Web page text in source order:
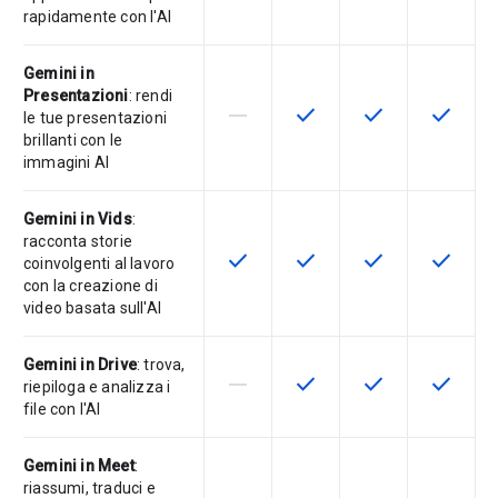
rapidamente con l'AI
Gemini in
Presentazioni: rendi
le tue presentazioni
brillanti con le
immagini AI
La funzionalità non è supportata
horizontal_rule Questa funzionalità è
check Questa
check Questa
check
Gemini in Vids:
racconta storie
coinvolgenti al lavoro
con la creazione di
video basata sull'AI
Questa funzionalità è disponibile
check Questa funzionalità è
check Questa
check Questa
check
Gemini in Drive: trova,
riepiloga e analizza i
file con l'AI
La funzionalità non è supportata
horizontal_rule Questa funzionalità è
check Questa
check Questa
check
Gemini in Meet:
riassumi, traduci e